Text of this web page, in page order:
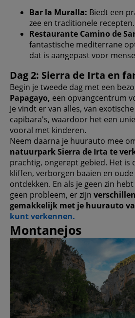
Bar la Muralla: Biedt een
zee en traditionele recepten.
Restaurante Camino de
fantastische mediterrane
dat is aangepast voor
Dag 2: Sierra de Irta en
Begin je tweede dag met een
Papagayo, een opvangcentrum
Je vindt er van alles, van
capibara's, waardoor het een
vooral met kinderen.
Neem daarna je huurauto mee
natuurpark Sierra de Irta te
prachtig, ongerept gebied. Het is
kliffen, verborgen baaien en
ontdekken. En als je geen zin
geen probleem, er zijn
gemakkelijk met je huurauto
kunt verkennen.
Montanejos